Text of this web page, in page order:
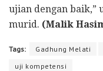
ujian dengan baik,”
murid. (Malik
Tags: Gadhung Melati
uji kompetensi